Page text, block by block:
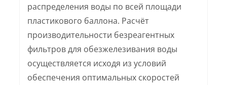
распределения воды по всей площади
пластикового баллона. Расчёт
производительности безреагентных
фильтров для обезжелезивания воды
осуществляется исходя из условий
обеспечения оптимальных скоростей